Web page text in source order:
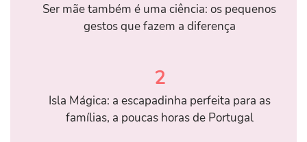
Ser mãe também é uma ciência: os pequenos
gestos que fazem a diferença
2
Isla Mágica: a escapadinha perfeita para as
famílias, a poucas horas de Portugal